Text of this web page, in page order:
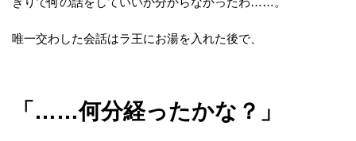
唯一交わした会話はラ王にお湯を入れた後で、
「……何分経ったかな？」